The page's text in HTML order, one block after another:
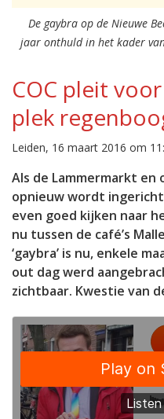
De gaybra op de Nieuwe
jaar onthuld in het kader
COC pleit
plek
Leiden, 16 maart 2016 om
Als de Lammermarkt en
opnieuw wordt
even goed kijken naar
nu tussen de café’s
‘gaybra’ is nu, enkele
out dag werd
zichtbaar. Kwestie van